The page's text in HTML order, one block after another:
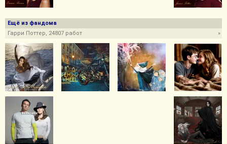
Ещё из фандома
»
Гарри Поттер, 24807 работ